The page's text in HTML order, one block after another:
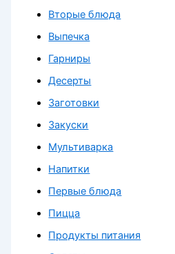
Вторые блюда
Выпечка
Гарниры
Десерты
Заготовки
Закуски
Мультиварка
Напитки
Первые блюда
Пицца
Продукты питания